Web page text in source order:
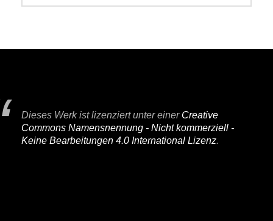
Dieses Werk ist lizenziert unter einer Creative
Commons Namensnennung - Nicht kommerziell -
Keine Bearbeitungen 4.0 International Lizenz.